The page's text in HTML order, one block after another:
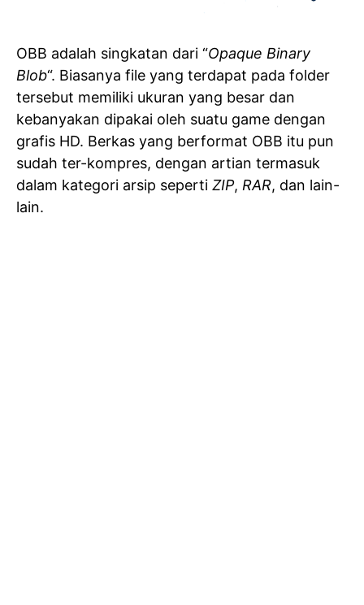
OBB adalah singkatan dari “Opaque Binary
Blob“. Biasanya file yang terdapat pada folder
tersebut memiliki ukuran yang besar dan
kebanyakan dipakai oleh suatu game dengan
grafis HD. Berkas yang berformat OBB itu pun
sudah ter-kompres, dengan artian termasuk
dalam kategori arsip seperti ZIP, RAR, dan lain-
lain.